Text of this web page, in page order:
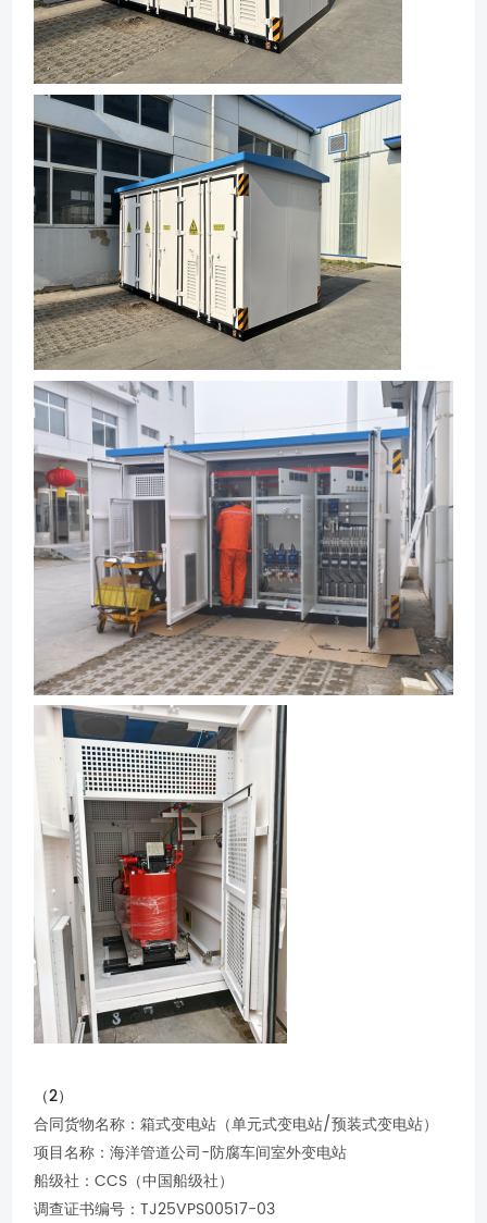
（2）
合同货物名称：箱式变电站（单元式变电站/预装式变电站）
项目名称：海洋管道公司-防腐车间室外变电站
船级社：CCS（中国船级社）
调查证书编号：TJ25VPS00517-03